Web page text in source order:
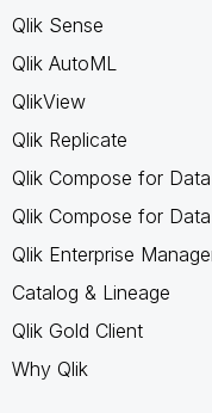
Qlik Sense
Qlik AutoML
QlikView
Qlik Replicate
Qlik Compose for
Qlik Compose for
Qlik Enterprise
Catalog & Lineage
Qlik Gold Client
Why Qlik